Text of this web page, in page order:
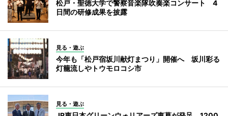
松戸・聖徳大学で警察音楽隊吹奏楽コンサート 4
日間の研修成果を披露
見る・遊ぶ
今年も「松戸宿坂川献灯まつり」開催へ 坂川彩る
灯籠流しやトウモロコシ市
見る・遊ぶ